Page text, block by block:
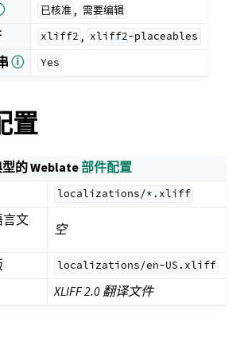
已核准 , 需要编辑
xliff2 , xliff2-placeables
ⓘ Yes
置
的 Weblate部件配置
localizations/*.xliff
言文
空
localizations/en-US.xliff
XLIFF 2.0 翻译文件